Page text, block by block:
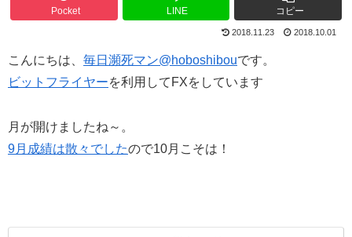
Pocket LINE コピー
2018.11.23 2018.10.01
こんにちは、 毎日瀕死マン@hoboshibouです。
ビットフライヤーを利用してFXをしています
月が開けましたね～。
9月成績は散々でしたので10月こそは！